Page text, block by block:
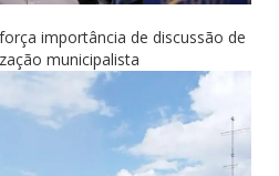
importância de discussão de
municipalista